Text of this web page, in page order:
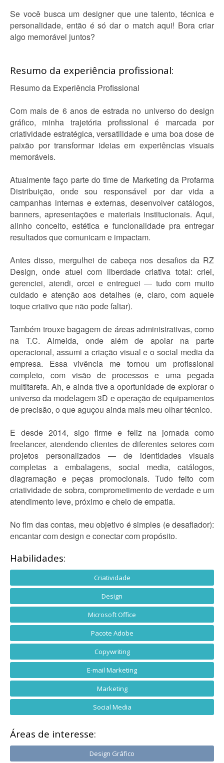
Se você busca um designer que une talento, técnica e
personalidade, então é só dar o match aqui! Bora criar
algo memorável juntos?
Resumo da experiência profissional:
Resumo da Experiência Profissional
Com mais de 6 anos de estrada no universo do design
gráfico, minha trajetória profissional é marcada por
criatividade estratégica, versatilidade e uma boa dose de
paixão por transformar ideias em experiências visuais
memoráveis.
Atualmente faço parte do time de Marketing da Profarma
Distribuição, onde sou responsável por dar vida a
campanhas internas e externas, desenvolver catálogos,
banners, apresentações e materiais institucionais. Aqui,
alinho conceito, estética e funcionalidade pra entregar
resultados que comunicam e impactam.
Antes disso, mergulhei de cabeça nos desafios da RZ
Design, onde atuei com liberdade criativa total: criei,
gerenciei, atendi, orcei e entreguei — tudo com muito
cuidado e atenção aos detalhes (e, claro, com aquele
toque criativo que não pode faltar).
Também trouxe bagagem de áreas administrativas, como
na T.C. Almeida, onde além de apoiar na parte
operacional, assumi a criação visual e o social media da
empresa. Essa vivência me tornou um profissional
completo, com visão de processos e uma pegada
multitarefa. Ah, e ainda tive a oportunidade de explorar o
universo da modelagem 3D e operação de equipamentos
de precisão, o que aguçou ainda mais meu olhar técnico.
E desde 2014, sigo firme e feliz na jornada como
freelancer, atendendo clientes de diferentes setores com
projetos personalizados — de identidades visuais
completas a embalagens, social media, catálogos,
diagramação e peças promocionais. Tudo feito com
criatividade de sobra, comprometimento de verdade e um
atendimento leve, próximo e cheio de empatia.
No fim das contas, meu objetivo é simples (e desafiador):
encantar com design e conectar com propósito.
Habilidades:
Criatividade
Design
Microsoft Office
Pacote Adobe
Copywriting
E-mail Marketing
Marketing
Social Media
Áreas de interesse:
Design Gráfico